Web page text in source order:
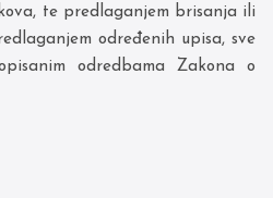
te predlaganjem brisanja ili
određenih upisa, sve
odredbama Zakona o